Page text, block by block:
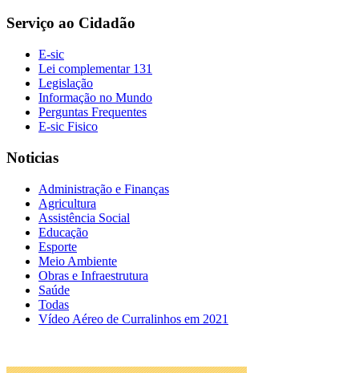
Serviço ao Cidadão
E-sic
Lei complementar 131
Legislação
Informação no Mundo
Perguntas Frequentes
E-sic Fisico
Noticias
Administração e Finanças
Agricultura
Assistência Social
Educação
Esporte
Meio Ambiente
Obras e Infraestrutura
Saúde
Todas
Vídeo Aéreo de Curralinhos em 2021